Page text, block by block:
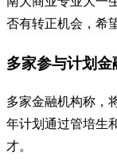
否有转正机会，希
多家参与计划
多家金融机构称，
年计划通过管培生
才。